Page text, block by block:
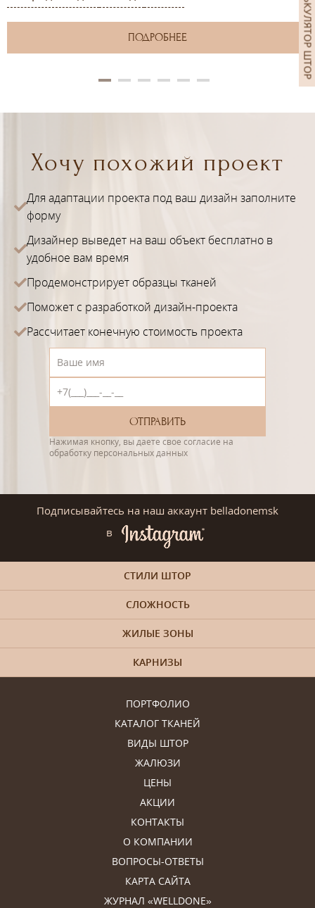
КАЛЬКУЛЯТОР ШТОР
ПОДРОБНЕЕ
Хочу похожий проект
Для адаптации проекта под ваш дизайн заполните
форму
Дизайнер выведет на ваш объект бесплатно в
удобное вам время
Продемонстрирует образцы тканей
Поможет с разработкой дизайн-проекта
Рассчитает конечную стоимость проекта
Нажимая кнопку, вы даете свое согласие на
обработку персональных данных
Подписывайтесь на наш аккаунт belladonemsk
в
ПОРТФОЛИО
КАТАЛОГ ТКАНЕЙ
ВИДЫ ШТОР
ЖАЛЮЗИ
ЦЕНЫ
АКЦИИ
КОНТАКТЫ
О КОМПАНИИ
ВОПРОСЫ-ОТВЕТЫ
КАРТА САЙТА
ЖУРНАЛ «WELLDONE»
СТИЛИ ШТОР
СЛОЖНОСТЬ
ЖИЛЫЕ ЗОНЫ
КАРНИЗЫ